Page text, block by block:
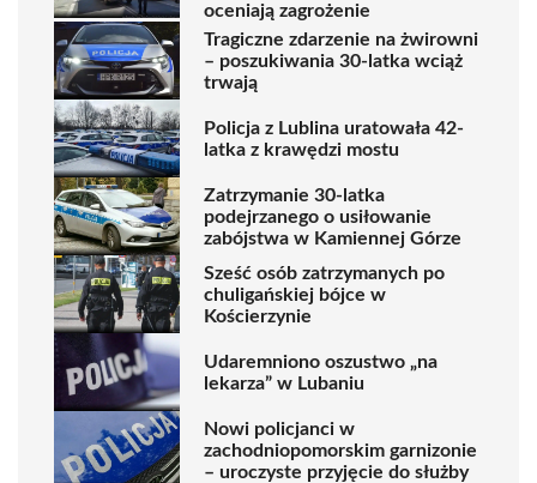
oceniają zagrożenie
Tragiczne zdarzenie na żwirowni
– poszukiwania 30-latka wciąż
trwają
Policja z Lublina uratowała 42-
latka z krawędzi mostu
Zatrzymanie 30-latka
podejrzanego o usiłowanie
zabójstwa w Kamiennej Górze
Sześć osób zatrzymanych po
chuligańskiej bójce w
Kościerzynie
Udaremniono oszustwo „na
lekarza” w Lubaniu
Nowi policjanci w
zachodniopomorskim garnizonie
– uroczyste przyjęcie do służby